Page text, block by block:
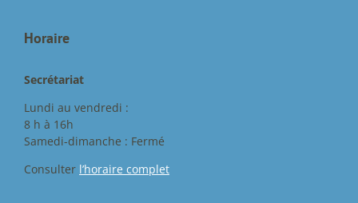
Horaire
Secrétariat
Lundi au vendredi :
8 h à 16h
Samedi-dimanche : Fermé
Consulter l’horaire complet